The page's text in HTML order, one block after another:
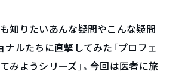
知りたいあんな疑問やこんな疑問
ナルたちに直撃してみた「プロフェ
みようシリーズ」。今回は医者に旅